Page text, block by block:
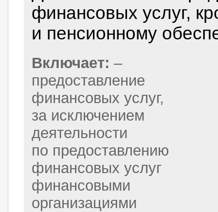
финансовых услуг,
и пенсионному
Включает: –
предоставление
финансовых услуг,
за исключением
деятельности
по предоставлению
финансовых услуг
финансовыми
организациями